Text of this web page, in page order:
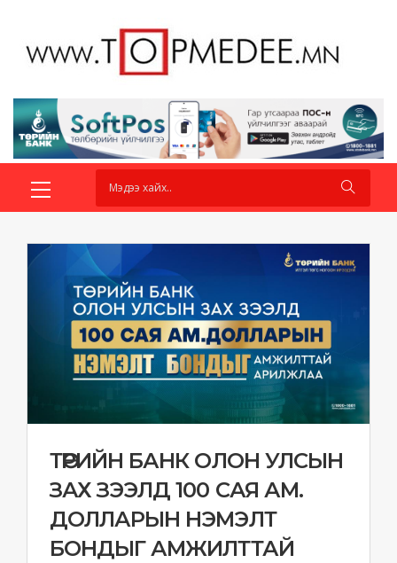
ТӨРИЙН БАНК ОЛОН УЛСЫН
ЗАХ ЗЭЭЛД 100 САЯ АМ.
ДОЛЛАРЫН НЭМЭЛТ
БОНДЫГ АМЖИЛТТАЙ